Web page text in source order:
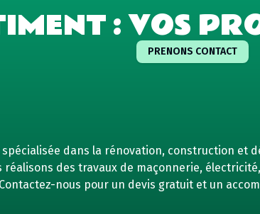
: VOS
PRENONS CONTACT
dans la rénovation, construction et
réalisons des travaux de maçonnerie,
Contactez-nous pour un devis gratuit et un